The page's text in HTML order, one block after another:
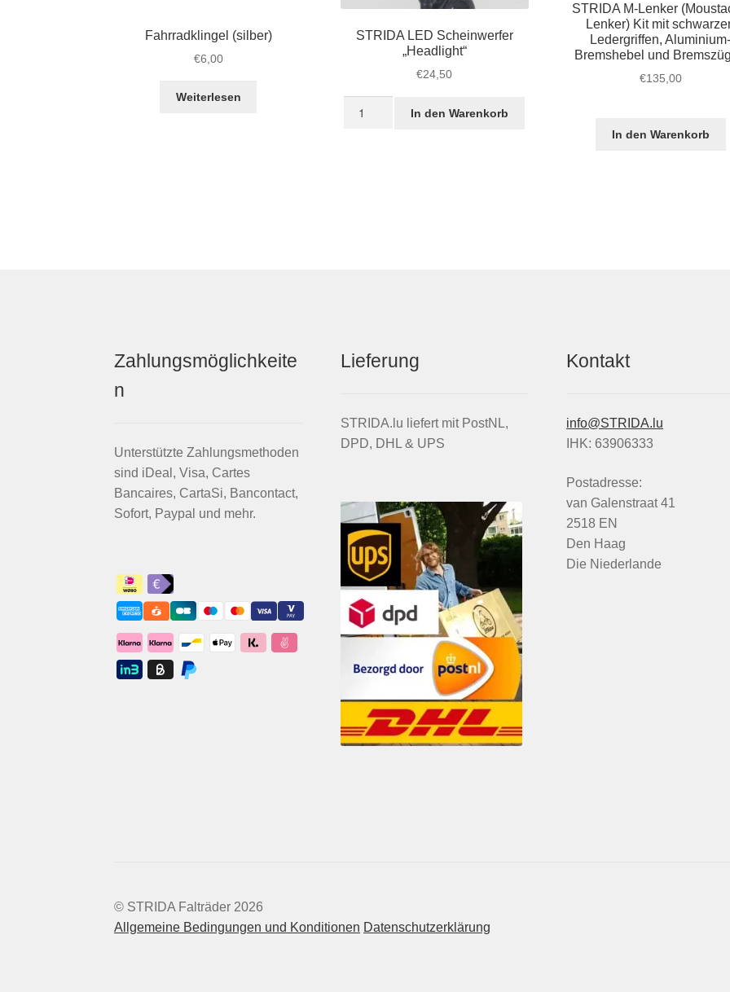
Fahrradklingel (silber)
€6,00
Weiterlesen
STRIDA LED Scheinwerfer
„Headlight“
€24,50
In den Warenkorb
STRIDA M-Lenker
Lenker) Kit mit
Ledergriffen, Aluminium-
Bremshebel und
€135,00
In den Warenkorb
Zahlungsmöglichkeite
n
Unterstützte Zahlungsmethoden
sind iDeal, Visa, Cartes
Bancaires, CartaSi, Bancontact,
Sofort, Paypal und mehr.
Lieferung
STRIDA.lu liefert mit PostNL,
DPD, DHL & UPS
Kontakt
info@STRIDA.lu
IHK: 63906333
Postadresse:
van Galenstraat 41
2518 EN
Den Haag
Die Niederlande
© STRIDA Falträder 2026
Allgemeine Bedingungen und Konditionen Datenschutzerklärung